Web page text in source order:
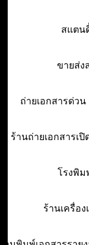
สแตน
ขายส่ง
ถ่ายเอกสารด่ว
ร้านถ่ายเอกสารเ
โรงพิ
ร้านเครื่อ